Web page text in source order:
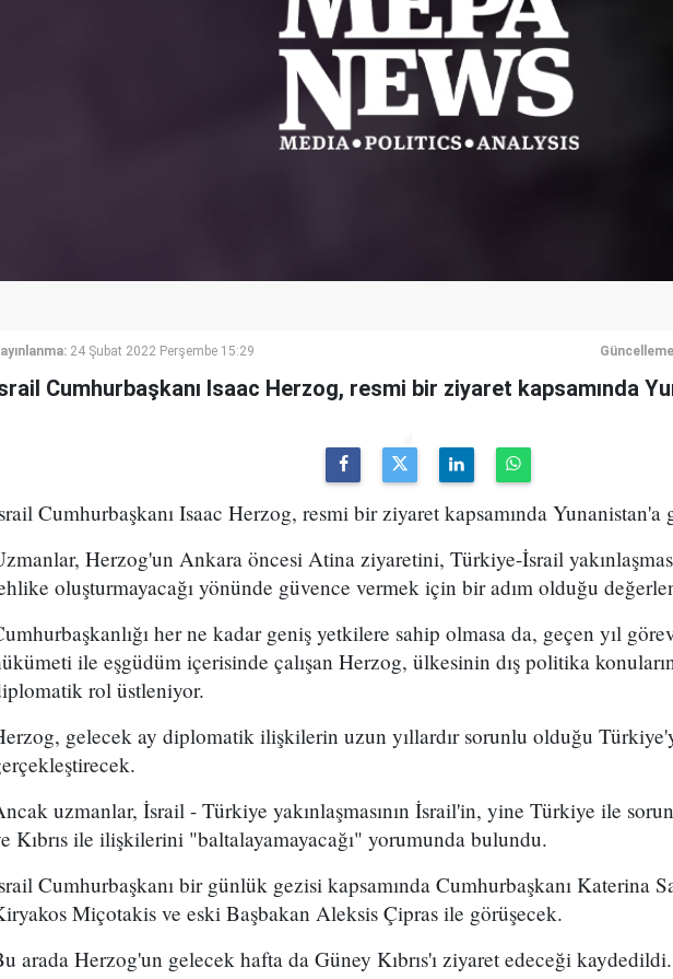
24 Şubat 2022 Perşembe 15:29
Cumhurbaşkanı Isaac Herzog, resmi bir ziyaret kapsamında
Cumhurbaşkanı Isaac Herzog, resmi bir ziyaret kapsamında Yunanistan'a
Herzog'un Ankara öncesi Atina ziyaretini, Türkiye-İsrail
oluşturmayacağı yönünde güvence vermek için bir adım olduğu
her ne kadar geniş yetkilere sahip olmasa da, geçen yıl
ile eşgüdüm içerisinde çalışan Herzog, ülkesinin dış politika
rol üstleniyor.
gelecek ay diplomatik ilişkilerin uzun yıllardır sorunlu olduğu
uzmanlar, İsrail - Türkiye yakınlaşmasının İsrail'in, yine Türkiye ile
Kıbrıs ile ilişkilerini "baltalayamayacağı" yorumunda bulundu.
Cumhurbaşkanı bir günlük gezisi kapsamında Cumhurbaşkanı Katerina
Miçotakis ve eski Başbakan Aleksis Çipras ile görüşecek.
arada Herzog'un gelecek hafta da Güney Kıbrıs'ı ziyaret edeceği kaydedildi.